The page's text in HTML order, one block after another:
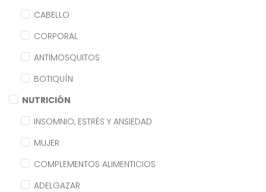
CABELLO
CORPORAL
ANTIMOSQUITOS
BOTIQUÍN
NUTRICIÓN
INSOMNIO, ESTRÉS Y ANSIEDAD
MUJER
COMPLEMENTOS ALIMENTICIOS
ADELGAZAR